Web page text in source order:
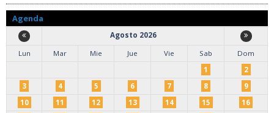
Agenda
Agosto 2026
Lun
Mar Mie Jue Vie Sab
Dom
1
2
3
4 5 6 7 8
9
10
11 12 13 14 15
16